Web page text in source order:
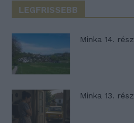
LEGFRISSEBB
Minka 14. rész
Minka 13. rész